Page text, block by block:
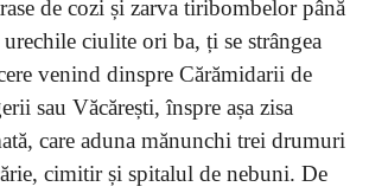
de cozi și zarva tiribombelor până
ciulite ori ba, ți se strângea
venind dinspre Cărămidarii de
sau Văcărești, înspre așa zisa
care aduna mănunchi trei drumuri
cimitir și spitalul de nebuni. De